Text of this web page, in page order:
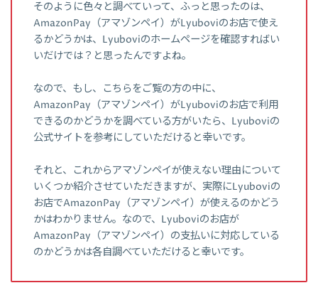
そのように色々と調べていって、ふっと思ったのは、
AmazonPay（アマゾンペイ）がLyuboviのお店で使え
るかどうかは、Lyuboviのホームページを確認すればい
いだけでは？と思ったんですよね。
なので、もし、こちらをご覧の方の中に、
AmazonPay（アマゾンペイ）がLyuboviのお店で利用
できるのかどうかを調べている方がいたら、Lyuboviの
公式サイトを参考にしていただけると幸いです。
それと、これからアマゾンペイが使えない理由について
いくつか紹介させていただきますが、実際にLyuboviの
お店でAmazonPay（アマゾンペイ）が使えるのかどう
かはわかりません。なので、Lyuboviのお店が
AmazonPay（アマゾンペイ）の支払いに対応している
のかどうかは各自調べていただけると幸いです。